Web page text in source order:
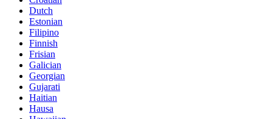
Dutch
Estonian
Filipino
Finnish
Frisian
Galician
Georgian
Gujarati
Haitian
Hausa